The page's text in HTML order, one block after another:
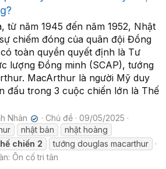
từ năm 1945 đến năm 1952, Nhật
chiếm đóng của quân đội Đồng
toàn quyền quyết định là Tư
lượng Đồng minh (SCAP), tướng
MacArthur là người Mỹ duy
đấu trong 3 cuộc chiến lớn là Thế
Nhân ✔ Chủ đề
09/05/2025
nhật bản
nhật hoàng
chiến 2
tướng douglas macarthur
Ôn cố tri tân